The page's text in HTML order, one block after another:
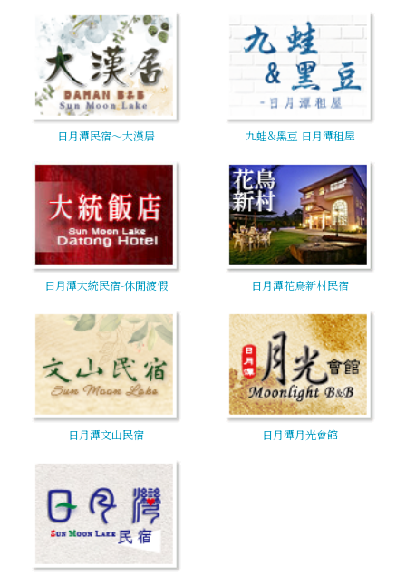
日月潭民宿～大漢居 九蛙&黑豆 日月潭租屋
日月潭大統民宿-休閒渡假 日月潭花鳥新村民宿
日月潭文山民宿 日月潭月光會館